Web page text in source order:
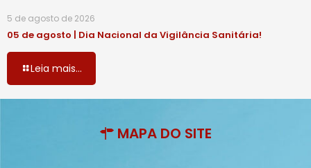
5 de agosto de 2026
05 de agosto | Dia Nacional da Vigilância Sanitária!
Leia mais...
MAPA DO SITE